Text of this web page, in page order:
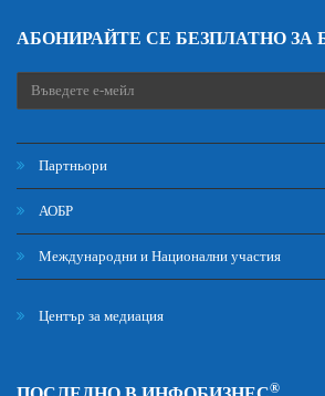
АБОНИРАЙТЕ СЕ БЕЗПЛАТНО
Партньори
АОБР
Международни и Национални участия
Център за медиация
®